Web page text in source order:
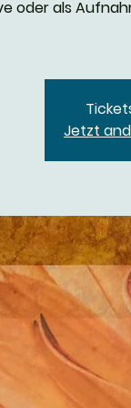
oder als
Jetzt